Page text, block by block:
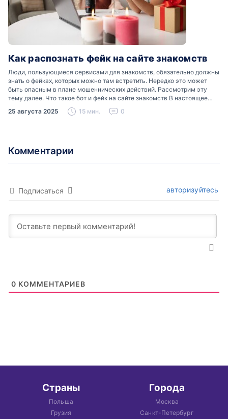
Как распознать фейк на сайте знакомств
Люди, пользующиеся сервисами для знакомств, обязательно должны
знать о фейках, которых можно там встретить. Нередко это может
быть опасным в плане мошеннических действий. Рассмотрим эту
тему далее. Что такое бот и фейк на сайте знакомств В настоящее
время можно встретить свою…
25 августа 2025 15 мин. 0
Комментарии
Подписаться авторизуйтесь
0 КОММЕНТАРИЕВ
Страны
Польша
Грузия
Города
Москва
Санкт-Петербург